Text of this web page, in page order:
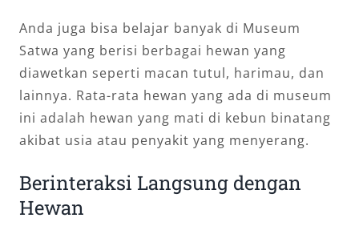
Anda juga bisa belajar banyak di Museum
Satwa yang berisi berbagai hewan yang
diawetkan seperti macan tutul, harimau, dan
lainnya. Rata-rata hewan yang ada di museum
ini adalah hewan yang mati di kebun binatang
akibat usia atau penyakit yang menyerang.
Berinteraksi Langsung dengan
Hewan